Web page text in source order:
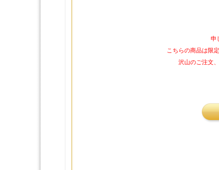
申
こちらの商品は限
沢山のご注文